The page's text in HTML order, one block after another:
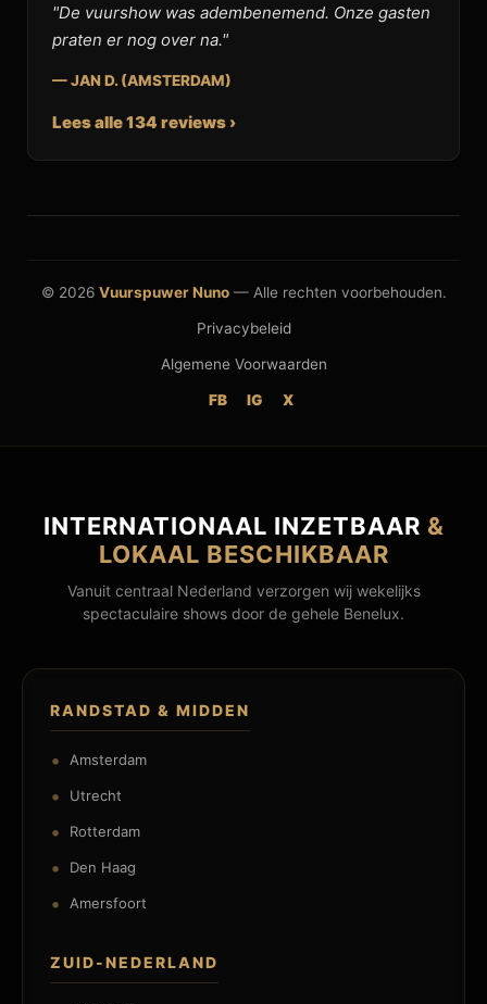
"De vuurshow was adembenemend. Onze gasten
praten er nog over na."
— JAN D. (AMSTERDAM)
Lees alle 134 reviews ›
© 2026 Vuurspuwer Nuno— Alle rechten voorbehouden.
Privacybeleid
Algemene Voorwaarden
FB IG X
INTERNATIONAAL INZETBAAR &
LOKAAL BESCHIKBAAR
Vanuit centraal Nederland verzorgen wij wekelijks
spectaculaire shows door de gehele Benelux.
RANDSTAD & MIDDEN
Amsterdam
Utrecht
Rotterdam
Den Haag
Amersfoort
ZUID-NEDERLAND